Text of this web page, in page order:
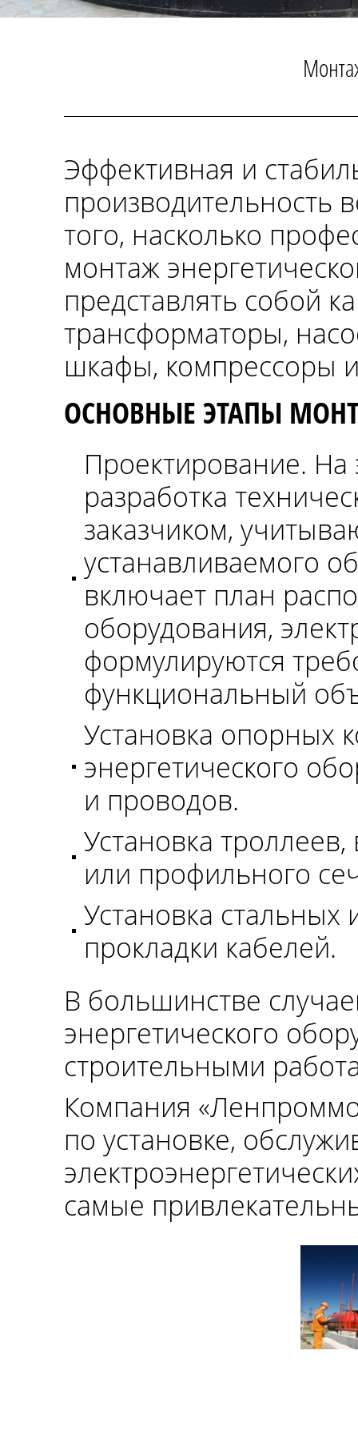
Эффективная и
производительность
того, насколько
монтаж
представлять собой
трансформаторы,
шкафы, компрессоры и
ОСНОВНЫЕ ЭТАПЫ
Проектирование. На
разработка
заказчиком,
устанавливаемого
включает план
оборудования,
формулируются
функциональный
Установка опорных
энергетического
и проводов.
Установка
или профильного
Установка
прокладки кабелей.
В большинстве
энергетического
строительными
Компания
по установке,
самые